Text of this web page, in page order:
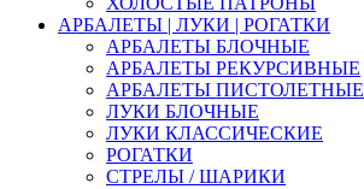
АРБАЛЕТЫ | ЛУКИ | РОГАТКИ
АРБАЛЕТЫ БЛОЧНЫЕ
АРБАЛЕТЫ РЕКУРСИВНЫЕ
АРБАЛЕТЫ ПИСТОЛЕТНЫЕ
ЛУКИ БЛОЧНЫЕ
ЛУКИ КЛАССИЧЕСКИЕ
РОГАТКИ
СТРЕЛЫ / ШАРИКИ